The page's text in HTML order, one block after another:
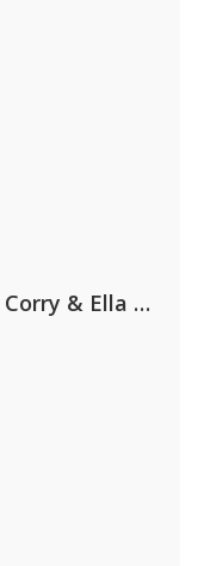
Nathan Dawe, Joel Corry & Ella Henderson